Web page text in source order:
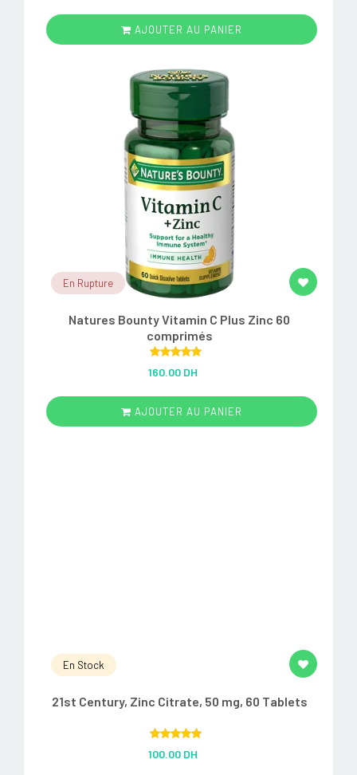
AJOUTER AU PANIER
En Rupture
Natures Bounty Vitamin C Plus Zinc 60
comprimés
out of 5
160.00 DH
AJOUTER AU PANIER
En Stock
21st Century, Zinc Citrate, 50 mg, 60 Tablets
out of 5
100.00 DH